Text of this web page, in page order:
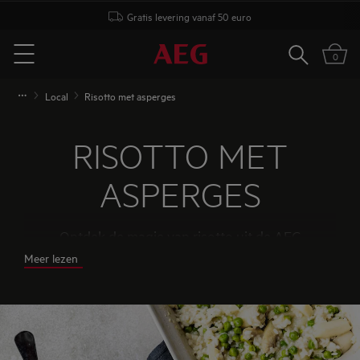
Gratis levering vanaf 50 euro
Menu
Zoeken0
Local Risotto met asperges
RISOTTO MET
ASPERGES
stoomoven. Geen vieze pannen, alleen één
Parmezaanse kaas en peterselie is een ware
smaakexplosie!
Meer lezen